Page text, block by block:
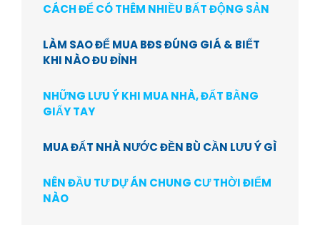
CÁCH ĐỂ CÓ THÊM NHIỀU BẤT ĐỘNG SẢN
LÀM SAO ĐỂ MUA BĐS ĐÚNG GIÁ & BIẾT
KHI NÀO ĐU ĐỈNH
NHỮNG LƯU Ý KHI MUA NHÀ, ĐẤT BẰNG
GIẤY TAY
MUA ĐẤT NHÀ NƯỚC ĐỀN BÙ CẦN LƯU Ý GÌ
NÊN ĐẦU TƯ DỰ ÁN CHUNG CƯ THỜI ĐIỂM
NÀO